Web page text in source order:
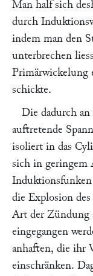
Man half sich
durch
indem man den
unterbrechen
Primärwickelung
schickte.
Die dadurch
auftretende
isoliert in das
sich in geringem
Induktionsfunken
die Explosion
Art der Zündung
eingegangen
anhaften, die ihr
einschränken.